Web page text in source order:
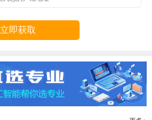
立即获取